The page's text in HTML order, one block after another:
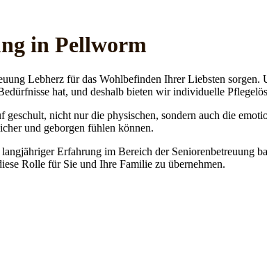
in Pellworm
Lebherz für das Wohlbefinden Ihrer Liebsten
hat, und deshalb bieten wir individuelle
geschult, nicht nur die physischen, sondern auch die
und geborgen fühlen können.
Erfahrung im Bereich der
Rolle für Sie und Ihre Familie zu übernehmen.